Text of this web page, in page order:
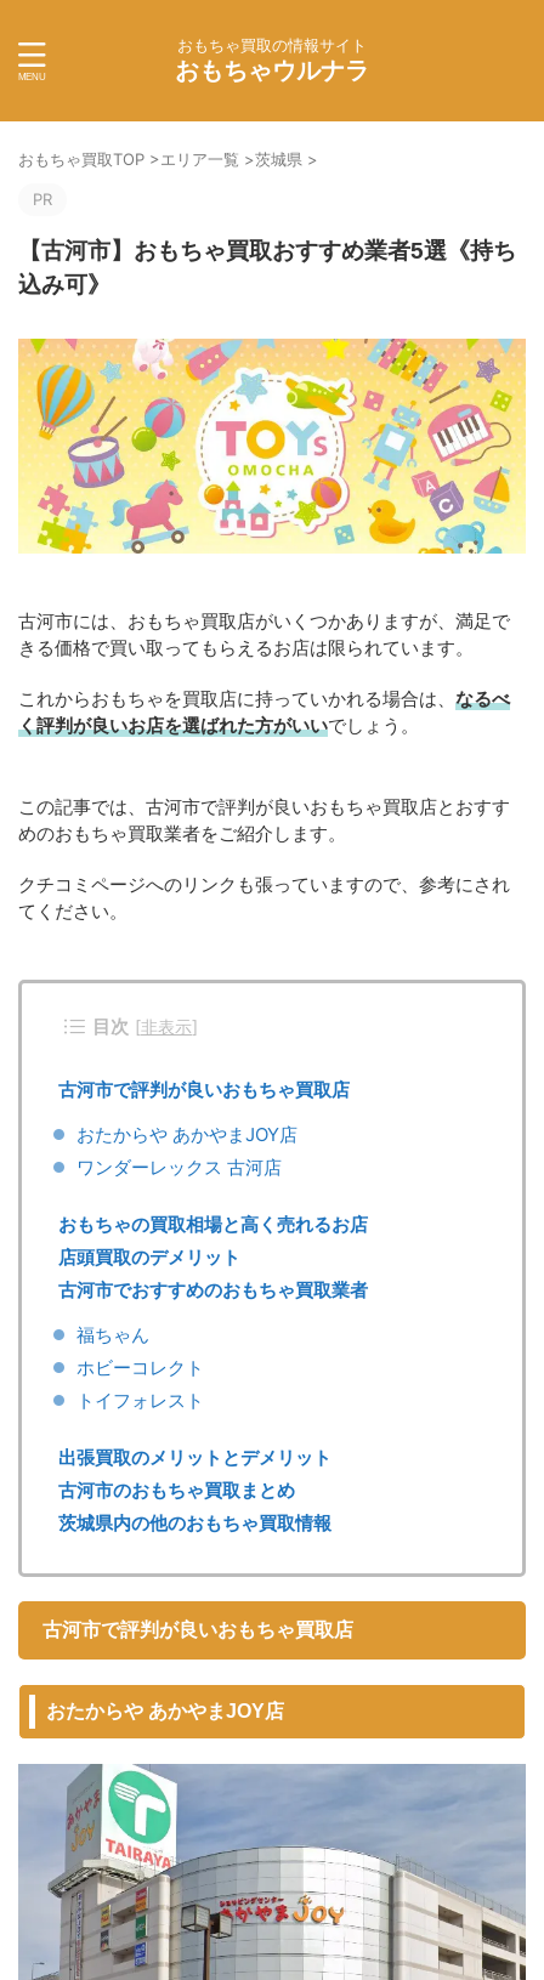
おもちゃ買取の情報サイト
おもちゃウルナラ
おもちゃ買取TOP >エリア一覧 >茨城県 >
PR
【古河市】おもちゃ買取おすすめ業者5選《持ち
込み可》
古河市には、おもちゃ買取店がいくつかありますが、満足で
きる価格で買い取ってもらえるお店は限られています。
これからおもちゃを買取店に持っていかれる場合は、 なるべ
く評判が良いお店を選ばれた方がいいでしょう。
この記事では、古河市で評判が良いおもちゃ買取店とおすす
めのおもちゃ買取業者をご紹介します。
クチコミページへのリンクも張っていますので、参考にされ
てください。
目次 [非表示]
古河市で評判が良いおもちゃ買取店
おたからや あかやまJOY店
ワンダーレックス 古河店
おもちゃの買取相場と高く売れるお店
店頭買取のデメリット
古河市でおすすめのおもちゃ買取業者
福ちゃん
ホビーコレクト
トイフォレスト
出張買取のメリットとデメリット
古河市のおもちゃ買取まとめ
茨城県内の他のおもちゃ買取情報
古河市で評判が良いおもちゃ買取店
おたからや あかやまJOY店